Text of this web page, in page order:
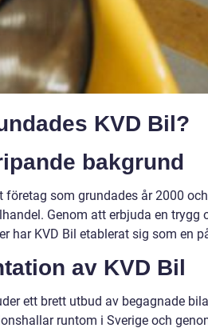
KVD Bil?
bakgrund
företag som grundades år 2000
Genom att erbjuda en
har KVD Bil etablerat sig som en
av KVD Bil
ett brett utbud av begagnade
runtom i Sverige och